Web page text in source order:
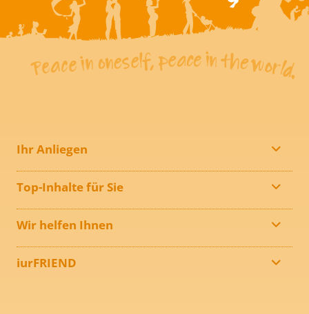
Ihr Anliegen
Top-Inhalte für Sie
Wir helfen Ihnen
iurFRIEND